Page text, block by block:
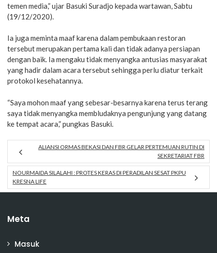
temen media,” ujar Basuki Suradjo kepada wartawan, Sabtu
(19/12/2020).
Ia juga meminta maaf karena dalam pembukaan restoran
tersebut merupakan pertama kali dan tidak adanya persiapan
dengan baik. Ia mengaku tidak menyangka antusias masyarakat
yang hadir dalam acara tersebut sehingga perlu diatur terkait
protokol kesehatannya.
“Saya mohon maaf yang sebesar-besarnya karena terus terang
saya tidak menyangka membludaknya pengunjung yang datang
ke tempat acara,” pungkas Basuki.
ALIANSI ORMAS BEKASI DAN FBR GELAR PERTEMUAN RUTIN DI
SEKRETARIAT FBR
NOURMAIDA SILALAHI : PROTES KERAS DI PERADILAN SESAT PKPU
KRESNA LIFE
Meta
Masuk